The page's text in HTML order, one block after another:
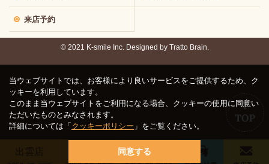
出雲店 松江店
来店予約
© 2021 K-smile Inc. Designed by Tratto Brain.
当ウェブサイトでは、お客様により良いサービスをご提供するため、ク
ッキーを利用しています。
このまま当ウェブサイトをご利用になる場合、クッキーの使用に同意い
ただいたものとみなされます。
詳細については「クッキーポリシー 」をご覧ください。
同意する